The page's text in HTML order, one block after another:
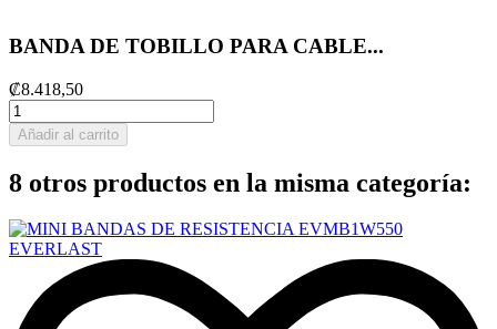
BANDA DE TOBILLO PARA CABLE...
₡8.418,50
Añadir al carrito
8 otros productos en la misma categoría: